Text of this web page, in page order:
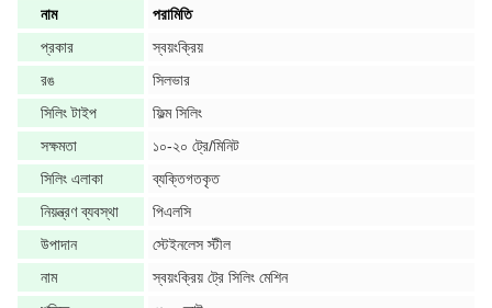
নাম
পরামিতি
প্রকার
স্বয়ংক্রিয়
রঙ
সিলভার
সিলিং টাইপ
ফিল্ম সিলিং
সক্ষমতা
১০-২০ ট্রে/মিনিট
সিলিং এলাকা
ব্যক্তিগতকৃত
নিয়ন্ত্রণ ব্যবস্থা
পিএলসি
উপাদান
স্টেইনলেস স্টীল
নাম
স্বয়ংক্রিয় ট্রে সিলিং মেশিন